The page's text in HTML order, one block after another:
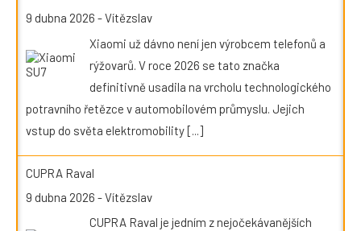
9 dubna 2026 -Vítězslav
Xiaomi už dávno není jen výrobcem telefonů a
rýžovarů. V roce 2026 se tato značka
definitivně usadila na vrcholu technologického
potravního řetězce v automobilovém průmyslu. Jejich
vstup do světa elektromobility[...]
CUPRA Raval
9 dubna 2026 -Vítězslav
CUPRA Raval je jedním z nejočekávanějších